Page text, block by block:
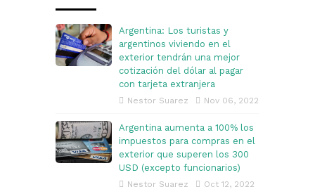
Argentina: Los turistas y
argentinos viviendo en el
exterior tendrán una mejor
cotización del dólar al pagar
con tarjeta extranjera
Nestor Suarez Nov 06, 2022
Argentina aumenta a 100% los
impuestos para compras en el
exterior que superen los 300
USD (excepto funcionarios)
Nestor Suarez Oct 12, 2022